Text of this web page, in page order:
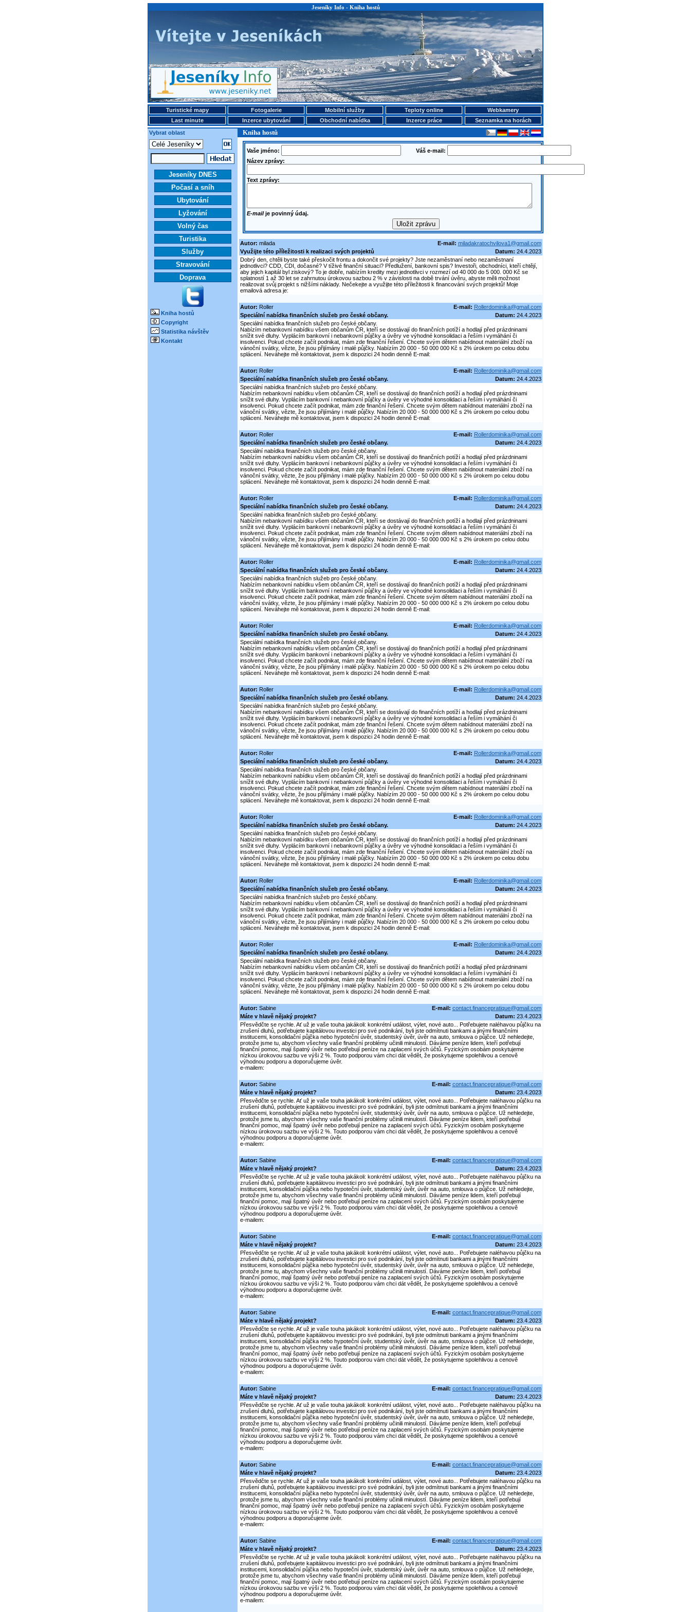
Jeseníky Info - Kniha hostů
Turistické mapy Fotogalerie Mobilní služby Teploty online
Webkamery
Last minute
Inzerce ubytování Obchodní nabídka Inzerce práce
Seznamka na horách
Vybrat oblast
Kniha hostů
Jeseníky DNES
Počasí a sníh
Ubytování
Lyžování
Volný čas
Turistika
Služby
Stravování
Doprava
Kniha hostů
Copyright
Statistika návštěv
Kontakt
Vaše jméno:
Váš e-mail:
Název zprávy:
Text zprávy:
E-mailje povinný údaj.
Autor: milada E-mail: miladakratochvilova1@gmail.com
Využijte této příležitosti k realizaci svých projektů
Datum: 24.4.2023
Dobrý den, chtěli byste také přeskočit frontu a dokončit své projekty? Jste nezaměstnaní nebo nezaměstnaní
jednotlivci? CDD, CDI, dočasné? V tíživé finanční situaci? Předlužení, bankovní spis? Investoři, obchodníci, kteří chtějí,
aby jejich kapitál byl ziskový? To je dobře, nabízím kredity mezi jednotlivci v rozmezí od 40 000 do 5 000. 000 Kč se
splatností 1 až 30 let se zahrnutou úrokovou sazbou 2 % v závislosti na době trvání úvěru, abyste měli možnost
realizovat svůj projekt s nižšími náklady. Nečekejte a využijte této příležitosti k financování svých projektů! Moje
emailová adresa je:
Autor: Roller E-mail: Rollerdominika@gmail.com
Speciální nabídka finančních služeb pro české občany.
Datum: 24.4.2023
Speciální nabídka finančních služeb pro české občany.
Nabízím nebankovní nabídku všem občanům ČR, kteří se dostávají do finančních potíží a hodlají před prázdninami
snížit své dluhy. Vyplácím bankovní i nebankovní půjčky a úvěry ve výhodné konsolidaci a řeším i vymáhání či
insolvenci. Pokud chcete začít podnikat, mám zde finanční řešení. Chcete svým dětem nabídnout materiální zboží na
vánoční svátky, vězte, že jsou přijímány i malé půjčky. Nabízím 20 000 - 50 000 000 Kč s 2% úrokem po celou dobu
splácení. Neváhejte mě kontaktovat, jsem k dispozici 24 hodin denně E-mail:
Autor: Roller E-mail: Rollerdominika@gmail.com
Speciální nabídka finančních služeb pro české občany.
Datum: 24.4.2023
Speciální nabídka finančních služeb pro české občany.
Nabízím nebankovní nabídku všem občanům ČR, kteří se dostávají do finančních potíží a hodlají před prázdninami
snížit své dluhy. Vyplácím bankovní i nebankovní půjčky a úvěry ve výhodné konsolidaci a řeším i vymáhání či
insolvenci. Pokud chcete začít podnikat, mám zde finanční řešení. Chcete svým dětem nabídnout materiální zboží na
vánoční svátky, vězte, že jsou přijímány i malé půjčky. Nabízím 20 000 - 50 000 000 Kč s 2% úrokem po celou dobu
splácení. Neváhejte mě kontaktovat, jsem k dispozici 24 hodin denně E-mail:
Autor: Roller E-mail: Rollerdominika@gmail.com
Speciální nabídka finančních služeb pro české občany.
Datum: 24.4.2023
Speciální nabídka finančních služeb pro české občany.
Nabízím nebankovní nabídku všem občanům ČR, kteří se dostávají do finančních potíží a hodlají před prázdninami
snížit své dluhy. Vyplácím bankovní i nebankovní půjčky a úvěry ve výhodné konsolidaci a řeším i vymáhání či
insolvenci. Pokud chcete začít podnikat, mám zde finanční řešení. Chcete svým dětem nabídnout materiální zboží na
vánoční svátky, vězte, že jsou přijímány i malé půjčky. Nabízím 20 000 - 50 000 000 Kč s 2% úrokem po celou dobu
splácení. Neváhejte mě kontaktovat, jsem k dispozici 24 hodin denně E-mail:
Autor: Roller E-mail: Rollerdominika@gmail.com
Speciální nabídka finančních služeb pro české občany.
Datum: 24.4.2023
Speciální nabídka finančních služeb pro české občany.
Nabízím nebankovní nabídku všem občanům ČR, kteří se dostávají do finančních potíží a hodlají před prázdninami
snížit své dluhy. Vyplácím bankovní i nebankovní půjčky a úvěry ve výhodné konsolidaci a řeším i vymáhání či
insolvenci. Pokud chcete začít podnikat, mám zde finanční řešení. Chcete svým dětem nabídnout materiální zboží na
vánoční svátky, vězte, že jsou přijímány i malé půjčky. Nabízím 20 000 - 50 000 000 Kč s 2% úrokem po celou dobu
splácení. Neváhejte mě kontaktovat, jsem k dispozici 24 hodin denně E-mail:
Autor: Roller E-mail: Rollerdominika@gmail.com
Speciální nabídka finančních služeb pro české občany.
Datum: 24.4.2023
Speciální nabídka finančních služeb pro české občany.
Nabízím nebankovní nabídku všem občanům ČR, kteří se dostávají do finančních potíží a hodlají před prázdninami
snížit své dluhy. Vyplácím bankovní i nebankovní půjčky a úvěry ve výhodné konsolidaci a řeším i vymáhání či
insolvenci. Pokud chcete začít podnikat, mám zde finanční řešení. Chcete svým dětem nabídnout materiální zboží na
vánoční svátky, vězte, že jsou přijímány i malé půjčky. Nabízím 20 000 - 50 000 000 Kč s 2% úrokem po celou dobu
splácení. Neváhejte mě kontaktovat, jsem k dispozici 24 hodin denně E-mail:
Autor: Roller E-mail: Rollerdominika@gmail.com
Speciální nabídka finančních služeb pro české občany.
Datum: 24.4.2023
Speciální nabídka finančních služeb pro české občany.
Nabízím nebankovní nabídku všem občanům ČR, kteří se dostávají do finančních potíží a hodlají před prázdninami
snížit své dluhy. Vyplácím bankovní i nebankovní půjčky a úvěry ve výhodné konsolidaci a řeším i vymáhání či
insolvenci. Pokud chcete začít podnikat, mám zde finanční řešení. Chcete svým dětem nabídnout materiální zboží na
vánoční svátky, vězte, že jsou přijímány i malé půjčky. Nabízím 20 000 - 50 000 000 Kč s 2% úrokem po celou dobu
splácení. Neváhejte mě kontaktovat, jsem k dispozici 24 hodin denně E-mail:
Autor: Roller E-mail: Rollerdominika@gmail.com
Speciální nabídka finančních služeb pro české občany.
Datum: 24.4.2023
Speciální nabídka finančních služeb pro české občany.
Nabízím nebankovní nabídku všem občanům ČR, kteří se dostávají do finančních potíží a hodlají před prázdninami
snížit své dluhy. Vyplácím bankovní i nebankovní půjčky a úvěry ve výhodné konsolidaci a řeším i vymáhání či
insolvenci. Pokud chcete začít podnikat, mám zde finanční řešení. Chcete svým dětem nabídnout materiální zboží na
vánoční svátky, vězte, že jsou přijímány i malé půjčky. Nabízím 20 000 - 50 000 000 Kč s 2% úrokem po celou dobu
splácení. Neváhejte mě kontaktovat, jsem k dispozici 24 hodin denně E-mail:
Autor: Roller E-mail: Rollerdominika@gmail.com
Speciální nabídka finančních služeb pro české občany.
Datum: 24.4.2023
Speciální nabídka finančních služeb pro české občany.
Nabízím nebankovní nabídku všem občanům ČR, kteří se dostávají do finančních potíží a hodlají před prázdninami
snížit své dluhy. Vyplácím bankovní i nebankovní půjčky a úvěry ve výhodné konsolidaci a řeším i vymáhání či
insolvenci. Pokud chcete začít podnikat, mám zde finanční řešení. Chcete svým dětem nabídnout materiální zboží na
vánoční svátky, vězte, že jsou přijímány i malé půjčky. Nabízím 20 000 - 50 000 000 Kč s 2% úrokem po celou dobu
splácení. Neváhejte mě kontaktovat, jsem k dispozici 24 hodin denně E-mail:
Autor: Roller E-mail: Rollerdominika@gmail.com
Speciální nabídka finančních služeb pro české občany.
Datum: 24.4.2023
Speciální nabídka finančních služeb pro české občany.
Nabízím nebankovní nabídku všem občanům ČR, kteří se dostávají do finančních potíží a hodlají před prázdninami
snížit své dluhy. Vyplácím bankovní i nebankovní půjčky a úvěry ve výhodné konsolidaci a řeším i vymáhání či
insolvenci. Pokud chcete začít podnikat, mám zde finanční řešení. Chcete svým dětem nabídnout materiální zboží na
vánoční svátky, vězte, že jsou přijímány i malé půjčky. Nabízím 20 000 - 50 000 000 Kč s 2% úrokem po celou dobu
splácení. Neváhejte mě kontaktovat, jsem k dispozici 24 hodin denně E-mail:
Autor: Roller E-mail: Rollerdominika@gmail.com
Speciální nabídka finančních služeb pro české občany.
Datum: 24.4.2023
Speciální nabídka finančních služeb pro české občany.
Nabízím nebankovní nabídku všem občanům ČR, kteří se dostávají do finančních potíží a hodlají před prázdninami
snížit své dluhy. Vyplácím bankovní i nebankovní půjčky a úvěry ve výhodné konsolidaci a řeším i vymáhání či
insolvenci. Pokud chcete začít podnikat, mám zde finanční řešení. Chcete svým dětem nabídnout materiální zboží na
vánoční svátky, vězte, že jsou přijímány i malé půjčky. Nabízím 20 000 - 50 000 000 Kč s 2% úrokem po celou dobu
splácení. Neváhejte mě kontaktovat, jsem k dispozici 24 hodin denně E-mail:
Autor: Roller E-mail: Rollerdominika@gmail.com
Speciální nabídka finančních služeb pro české občany.
Datum: 24.4.2023
Speciální nabídka finančních služeb pro české občany.
Nabízím nebankovní nabídku všem občanům ČR, kteří se dostávají do finančních potíží a hodlají před prázdninami
snížit své dluhy. Vyplácím bankovní i nebankovní půjčky a úvěry ve výhodné konsolidaci a řeším i vymáhání či
insolvenci. Pokud chcete začít podnikat, mám zde finanční řešení. Chcete svým dětem nabídnout materiální zboží na
vánoční svátky, vězte, že jsou přijímány i malé půjčky. Nabízím 20 000 - 50 000 000 Kč s 2% úrokem po celou dobu
splácení. Neváhejte mě kontaktovat, jsem k dispozici 24 hodin denně E-mail:
Autor: Sabine E-mail: contact.financepratique@gmail.com
Máte v hlavě nějaký projekt?
Datum: 23.4.2023
Přesvědčte se rychle. Ať už je vaše touha jakákoli: konkrétní událost, výlet, nové auto... Potřebujete naléhavou půjčku na
zrušení dluhů, potřebujete kapitálovou investici pro své podnikání, byli jste odmítnuti bankami a jinými finančními
institucemi, konsolidační půjčka nebo hypoteční úvěr, studentský úvěr, úvěr na auto, smlouva o půjčce. Už nehledejte,
protože jsme tu, abychom všechny vaše finanční problémy učinili minulostí. Dáváme peníze lidem, kteří potřebují
finanční pomoc, mají špatný úvěr nebo potřebují peníze na zaplacení svých účtů. Fyzickým osobám poskytujeme
nízkou úrokovou sazbu ve výši 2 %. Touto podporou vám chci dát vědět, že poskytujeme spolehlivou a cenově
výhodnou podporu a doporučujeme úvěr.
e-mailem:
Autor: Sabine E-mail: contact.financepratique@gmail.com
Máte v hlavě nějaký projekt?
Datum: 23.4.2023
Přesvědčte se rychle. Ať už je vaše touha jakákoli: konkrétní událost, výlet, nové auto... Potřebujete naléhavou půjčku na
zrušení dluhů, potřebujete kapitálovou investici pro své podnikání, byli jste odmítnuti bankami a jinými finančními
institucemi, konsolidační půjčka nebo hypoteční úvěr, studentský úvěr, úvěr na auto, smlouva o půjčce. Už nehledejte,
protože jsme tu, abychom všechny vaše finanční problémy učinili minulostí. Dáváme peníze lidem, kteří potřebují
finanční pomoc, mají špatný úvěr nebo potřebují peníze na zaplacení svých účtů. Fyzickým osobám poskytujeme
nízkou úrokovou sazbu ve výši 2 %. Touto podporou vám chci dát vědět, že poskytujeme spolehlivou a cenově
výhodnou podporu a doporučujeme úvěr.
e-mailem:
Autor: Sabine E-mail: contact.financepratique@gmail.com
Máte v hlavě nějaký projekt?
Datum: 23.4.2023
Přesvědčte se rychle. Ať už je vaše touha jakákoli: konkrétní událost, výlet, nové auto... Potřebujete naléhavou půjčku na
zrušení dluhů, potřebujete kapitálovou investici pro své podnikání, byli jste odmítnuti bankami a jinými finančními
institucemi, konsolidační půjčka nebo hypoteční úvěr, studentský úvěr, úvěr na auto, smlouva o půjčce. Už nehledejte,
protože jsme tu, abychom všechny vaše finanční problémy učinili minulostí. Dáváme peníze lidem, kteří potřebují
finanční pomoc, mají špatný úvěr nebo potřebují peníze na zaplacení svých účtů. Fyzickým osobám poskytujeme
nízkou úrokovou sazbu ve výši 2 %. Touto podporou vám chci dát vědět, že poskytujeme spolehlivou a cenově
výhodnou podporu a doporučujeme úvěr.
e-mailem:
Autor: Sabine E-mail: contact.financepratique@gmail.com
Máte v hlavě nějaký projekt?
Datum: 23.4.2023
Přesvědčte se rychle. Ať už je vaše touha jakákoli: konkrétní událost, výlet, nové auto... Potřebujete naléhavou půjčku na
zrušení dluhů, potřebujete kapitálovou investici pro své podnikání, byli jste odmítnuti bankami a jinými finančními
institucemi, konsolidační půjčka nebo hypoteční úvěr, studentský úvěr, úvěr na auto, smlouva o půjčce. Už nehledejte,
protože jsme tu, abychom všechny vaše finanční problémy učinili minulostí. Dáváme peníze lidem, kteří potřebují
finanční pomoc, mají špatný úvěr nebo potřebují peníze na zaplacení svých účtů. Fyzickým osobám poskytujeme
nízkou úrokovou sazbu ve výši 2 %. Touto podporou vám chci dát vědět, že poskytujeme spolehlivou a cenově
výhodnou podporu a doporučujeme úvěr.
e-mailem:
Autor: Sabine E-mail: contact.financepratique@gmail.com
Máte v hlavě nějaký projekt?
Datum: 23.4.2023
Přesvědčte se rychle. Ať už je vaše touha jakákoli: konkrétní událost, výlet, nové auto... Potřebujete naléhavou půjčku na
zrušení dluhů, potřebujete kapitálovou investici pro své podnikání, byli jste odmítnuti bankami a jinými finančními
institucemi, konsolidační půjčka nebo hypoteční úvěr, studentský úvěr, úvěr na auto, smlouva o půjčce. Už nehledejte,
protože jsme tu, abychom všechny vaše finanční problémy učinili minulostí. Dáváme peníze lidem, kteří potřebují
finanční pomoc, mají špatný úvěr nebo potřebují peníze na zaplacení svých účtů. Fyzickým osobám poskytujeme
nízkou úrokovou sazbu ve výši 2 %. Touto podporou vám chci dát vědět, že poskytujeme spolehlivou a cenově
výhodnou podporu a doporučujeme úvěr.
e-mailem:
Autor: Sabine E-mail: contact.financepratique@gmail.com
Máte v hlavě nějaký projekt?
Datum: 23.4.2023
Přesvědčte se rychle. Ať už je vaše touha jakákoli: konkrétní událost, výlet, nové auto... Potřebujete naléhavou půjčku na
zrušení dluhů, potřebujete kapitálovou investici pro své podnikání, byli jste odmítnuti bankami a jinými finančními
institucemi, konsolidační půjčka nebo hypoteční úvěr, studentský úvěr, úvěr na auto, smlouva o půjčce. Už nehledejte,
protože jsme tu, abychom všechny vaše finanční problémy učinili minulostí. Dáváme peníze lidem, kteří potřebují
finanční pomoc, mají špatný úvěr nebo potřebují peníze na zaplacení svých účtů. Fyzickým osobám poskytujeme
nízkou úrokovou sazbu ve výši 2 %. Touto podporou vám chci dát vědět, že poskytujeme spolehlivou a cenově
výhodnou podporu a doporučujeme úvěr.
e-mailem:
Autor: Sabine E-mail: contact.financepratique@gmail.com
Máte v hlavě nějaký projekt?
Datum: 23.4.2023
Přesvědčte se rychle. Ať už je vaše touha jakákoli: konkrétní událost, výlet, nové auto... Potřebujete naléhavou půjčku na
zrušení dluhů, potřebujete kapitálovou investici pro své podnikání, byli jste odmítnuti bankami a jinými finančními
institucemi, konsolidační půjčka nebo hypoteční úvěr, studentský úvěr, úvěr na auto, smlouva o půjčce. Už nehledejte,
protože jsme tu, abychom všechny vaše finanční problémy učinili minulostí. Dáváme peníze lidem, kteří potřebují
finanční pomoc, mají špatný úvěr nebo potřebují peníze na zaplacení svých účtů. Fyzickým osobám poskytujeme
nízkou úrokovou sazbu ve výši 2 %. Touto podporou vám chci dát vědět, že poskytujeme spolehlivou a cenově
výhodnou podporu a doporučujeme úvěr.
e-mailem:
Autor: Sabine E-mail: contact.financepratique@gmail.com
Máte v hlavě nějaký projekt?
Datum: 23.4.2023
Přesvědčte se rychle. Ať už je vaše touha jakákoli: konkrétní událost, výlet, nové auto... Potřebujete naléhavou půjčku na
zrušení dluhů, potřebujete kapitálovou investici pro své podnikání, byli jste odmítnuti bankami a jinými finančními
institucemi, konsolidační půjčka nebo hypoteční úvěr, studentský úvěr, úvěr na auto, smlouva o půjčce. Už nehledejte,
protože jsme tu, abychom všechny vaše finanční problémy učinili minulostí. Dáváme peníze lidem, kteří potřebují
finanční pomoc, mají špatný úvěr nebo potřebují peníze na zaplacení svých účtů. Fyzickým osobám poskytujeme
nízkou úrokovou sazbu ve výši 2 %. Touto podporou vám chci dát vědět, že poskytujeme spolehlivou a cenově
výhodnou podporu a doporučujeme úvěr.
e-mailem: